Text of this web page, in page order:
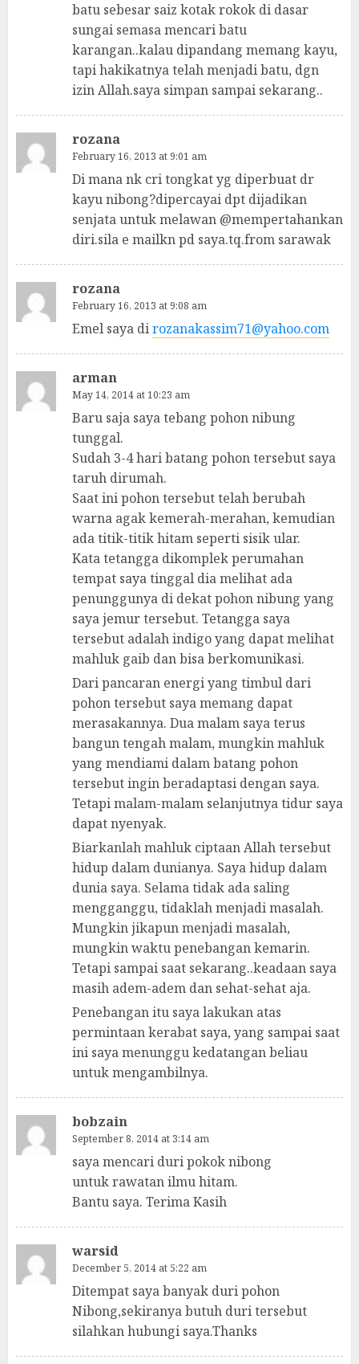
batu sebesar saiz kotak rokok di dasar
sungai semasa mencari batu
karangan..kalau dipandang memang kayu,
tapi hakikatnya telah menjadi batu, dgn
izin Allah.saya simpan sampai sekarang..
rozana
February 16, 2013 at 9:01 am
Di mana nk cri tongkat yg diperbuat dr
kayu nibong?dipercayai dpt dijadikan
senjata untuk melawan @mempertahankan
diri.sila e mailkn pd saya.tq.from sarawak
rozana
February 16, 2013 at 9:08 am
Emel saya dirozanakassim71@yahoo.com
arman
May 14, 2014 at 10:23 am
Baru saja saya tebang pohon nibung
tunggal.
Sudah 3-4 hari batang pohon tersebut saya
taruh dirumah.
Saat ini pohon tersebut telah berubah
warna agak kemerah-merahan, kemudian
ada titik-titik hitam seperti sisik ular.
Kata tetangga dikomplek perumahan
tempat saya tinggal dia melihat ada
penunggunya di dekat pohon nibung yang
saya jemur tersebut. Tetangga saya
tersebut adalah indigo yang dapat melihat
mahluk gaib dan bisa berkomunikasi.
Dari pancaran energi yang timbul dari
pohon tersebut saya memang dapat
merasakannya. Dua malam saya terus
bangun tengah malam, mungkin mahluk
yang mendiami dalam batang pohon
tersebut ingin beradaptasi dengan saya.
Tetapi malam-malam selanjutnya tidur saya
dapat nyenyak.
Biarkanlah mahluk ciptaan Allah tersebut
hidup dalam dunianya. Saya hidup dalam
dunia saya. Selama tidak ada saling
mengganggu, tidaklah menjadi masalah.
Mungkin jikapun menjadi masalah,
mungkin waktu penebangan kemarin.
Tetapi sampai saat sekarang..keadaan saya
masih adem-adem dan sehat-sehat aja.
Penebangan itu saya lakukan atas
permintaan kerabat saya, yang sampai saat
ini saya menunggu kedatangan beliau
untuk mengambilnya.
bobzain
September 8, 2014 at 3:14 am
saya mencari duri pokok nibong
untuk rawatan ilmu hitam.
Bantu saya. Terima Kasih
warsid
December 5, 2014 at 5:22 am
Ditempat saya banyak duri pohon
Nibong,sekiranya butuh duri tersebut
silahkan hubungi saya.Thanks